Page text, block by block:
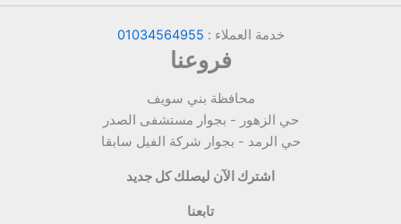
خدمة العملاء : 01034564955
فروعنا
محافظة بني سويف
حي الزهور - بجوار مستشفى الصدر
حي الرمد - بجوار شركة الفيل سابقا
اشترك الآن ليصلك كل جديد
تابعنا